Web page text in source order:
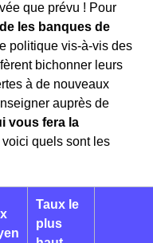
que prévu ! Pour
les banques de
politique vis-à-vis des
bichonner leurs
à de nouveaux
auprès de
vous fera la
quels sont les
Taux le
plus